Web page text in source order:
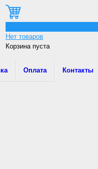
Нет товаров
Корзина пуста
Оплата Контакты